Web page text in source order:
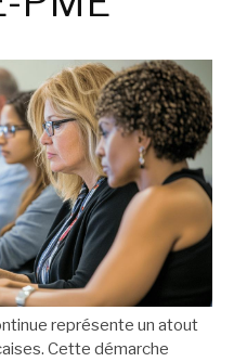
représente un atout
Cette démarche